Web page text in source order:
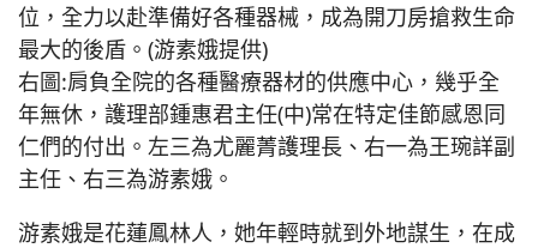
位，全力以赴準備好各種器械，成為開刀房搶救生命
最大的後盾。(游素娥提供)
右圖:肩負全院的各種醫療器材的供應中心，幾乎全
年無休，護理部鍾惠君主任(中)常在特定佳節感恩同
仁們的付出。左三為尤麗菁護理長、右一為王琬詳副
主任、右三為游素娥。
游素娥是花蓮鳳林人，她年輕時就到外地謀生，在成